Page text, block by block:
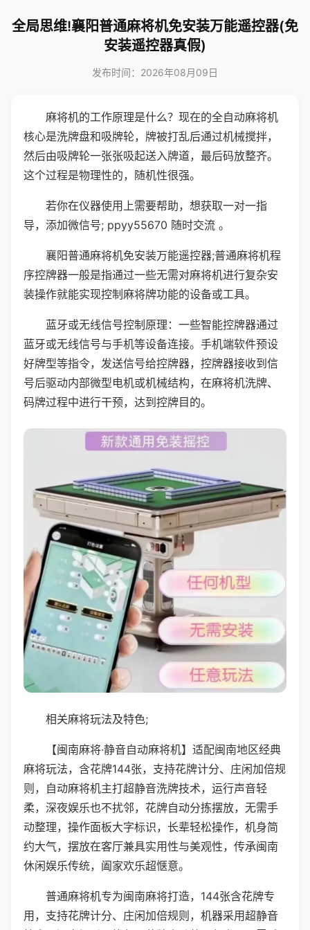
全局思维!襄阳普通麻将机免安装万能遥控器(免
安装遥控器真假)
发布时间：2026年08月09日
麻将机的工作原理是什么？现在的全自动麻将机
核心是洗牌盘和吸牌轮，牌被打乱后通过机械搅拌，
然后由吸牌轮一张张吸起送入牌道，最后码放整齐。
这个过程是物理性的，随机性很强。
若你在仪器使用上需要帮助，想获取一对一指
导，添加微信号; ppyy55670 随时交流 。
襄阳普通麻将机免安装万能遥控器;普通麻将机程
序控牌器一般是指通过一些无需对麻将机进行复杂安
装操作就能实现控制麻将牌功能的设备或工具。
蓝牙或无线信号控制原理：一些智能控牌器通过
蓝牙或无线信号与手机等设备连接。手机端软件预设
好牌型等指令，发送信号给控牌器，控牌器接收到信
号后驱动内部微型电机或机械结构，在麻将机洗牌、
码牌过程中进行干预，达到控牌目的。
相关麻将玩法及特色;
【闽南麻将·静音自动麻将机】适配闽南地区经典
麻将玩法，含花牌144张，支持花牌计分、庄闲加倍规
则，自动麻将机主打超静音洗牌技术，运行声音轻
柔，深夜娱乐也不扰邻，花牌自动分拣摆放，无需手
动整理，操作面板大字标识，长辈轻松操作，机身简
约大气，摆放在客厅兼具实用性与美观性，传承闽南
休闲娱乐传统，阖家欢乐超惬意。
普通麻将机专为闽南麻将打造，144张含花牌专
用，支持花牌计分、庄闲加倍规则，机器采用超静音